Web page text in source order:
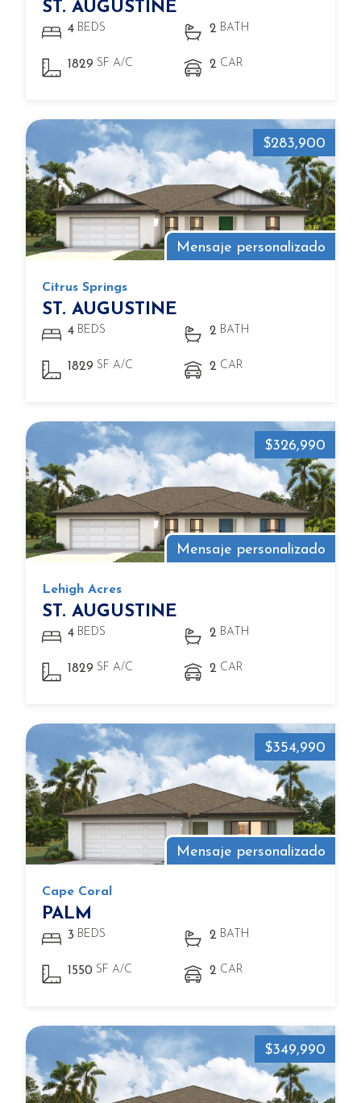
ST. AUGUSTINE
4 BEDS 2 BATH
1829 SF A/C 2 CAR
Mensaje personalizado
$283,900
Citrus Springs
ST. AUGUSTINE
4 BEDS 2 BATH
1829 SF A/C 2 CAR
Mensaje personalizado
$326,990
Lehigh Acres
ST. AUGUSTINE
4 BEDS 2 BATH
1829 SF A/C 2 CAR
Mensaje personalizado
$354,990
Cape Coral
PALM
3 BEDS 2 BATH
1550 SF A/C 2 CAR
$349,990